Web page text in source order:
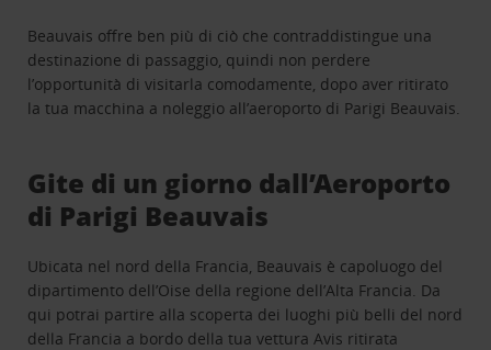
Beauvais offre ben più di ciò che contraddistingue una
destinazione di passaggio, quindi non perdere
l’opportunità di visitarla comodamente, dopo aver ritirato
la tua macchina a noleggio all’aeroporto di Parigi Beauvais.
Gite di un giorno dall’Aeroporto
di Parigi Beauvais
Ubicata nel nord della Francia, Beauvais è capoluogo del
dipartimento dell’Oise della regione dell’Alta Francia. Da
qui potrai partire alla scoperta dei luoghi più belli del nord
della Francia a bordo della tua vettura Avis ritirata